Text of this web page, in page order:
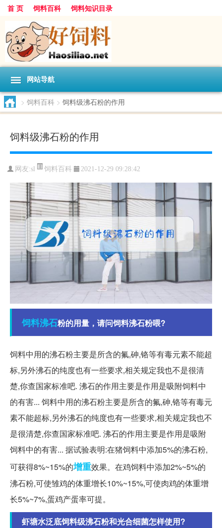
首 页 饲料百科 饲料知识目录
网站导航
> 饲料百科 > 饲料级沸石粉的作用
饲料级沸石粉的作用
网友:sl 饲料百科 2021-12-29 09:28:42
饲料沸石粉的用量，请问饲料沸石粉喂?
饲料中用的沸石粉主要是所含的氟,砷,铬等有毒元素不能超
标,另外沸石的纯度也有一些要求,相关规定我也不是很清
楚,你查国家标准吧. 沸石的作用主要是作用是吸附饲料中
的有害... 饲料中用的沸石粉主要是所含的氟,砷,铬等有毒元
素不能超标,另外沸石的纯度也有一些要求,相关规定我也不
是很清楚,你查国家标准吧. 沸石的作用主要是作用是吸附
饲料中的有害... 据试验表明:在猪饲料中添加5%的沸石粉,
可获得8%~15%的增重效果。在鸡饲料中添加2%~5%的
沸石粉,可使雏鸡的体重增长10%~15%,可使肉鸡的体重增
长5%~7%,蛋鸡产蛋率可提。
虾塘水泛底饲料级沸石粉和光合细菌怎样使用?